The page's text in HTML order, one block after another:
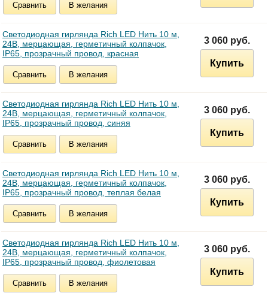
Сравнить В желания
Светодиодная гирлянда Rich LED Нить 10 м,
24В, мерцающая, герметичный колпачок,
IP65, прозрачный провод, красная
Сравнить В желания
3 060 руб.
Купить
Светодиодная гирлянда Rich LED Нить 10 м,
24В, мерцающая, герметичный колпачок,
IP65, прозрачный провод, синяя
Сравнить В желания
3 060 руб.
Купить
Светодиодная гирлянда Rich LED Нить 10 м,
24В, мерцающая, герметичный колпачок,
IP65, прозрачный провод, теплая белая
Сравнить В желания
3 060 руб.
Купить
Светодиодная гирлянда Rich LED Нить 10 м,
24В, мерцающая, герметичный колпачок,
IP65, прозрачный провод, фиолетовая
Сравнить В желания
3 060 руб.
Купить